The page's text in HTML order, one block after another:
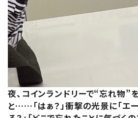
夜、コインランドリーで“忘れ物”
と……「はぁ？」衝撃の光景に「エー